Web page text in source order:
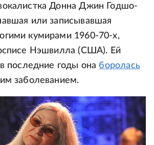
Донна Джин Годшо-
или записывавшая
кумирами 1960-70-х,
Нэшвилла (США). Ей
последние годы она боролась
заболеванием.